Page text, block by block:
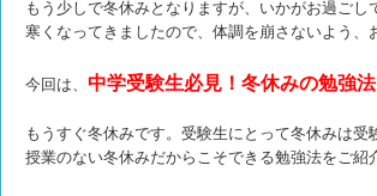
もう少しで冬休みとなりますが、いかがお過ごし
寒くなってきましたので、体調を崩さないよう、
今回は、 中学受験生必見！冬休みの勉強法
もうすぐ冬休みです。受験生にとって冬休みは
授業のない冬休みだからこそできる勉強法をご紹